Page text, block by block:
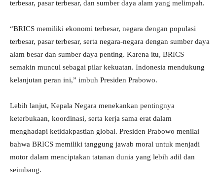
terbesar, pasar terbesar, dan sumber daya alam yang melimpah.
“BRICS memiliki ekonomi terbesar, negara dengan populasi
terbesar, pasar terbesar, serta negara-negara dengan sumber daya
alam besar dan sumber daya penting. Karena itu, BRICS
semakin muncul sebagai pilar kekuatan. Indonesia mendukung
kelanjutan peran ini,” imbuh Presiden Prabowo.
Lebih lanjut, Kepala Negara menekankan pentingnya
keterbukaan, koordinasi, serta kerja sama erat dalam
menghadapi ketidakpastian global. Presiden Prabowo menilai
bahwa BRICS memiliki tanggung jawab moral untuk menjadi
motor dalam menciptakan tatanan dunia yang lebih adil dan
seimbang.